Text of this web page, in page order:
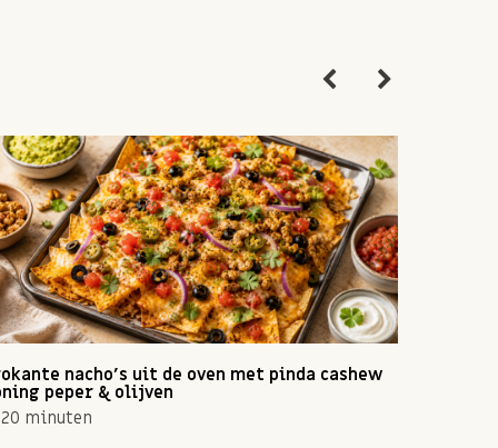
nacho's uit de oven met pinda cashew
peper & olijven
20 minuten